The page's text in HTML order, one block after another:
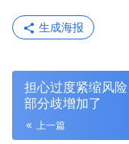
生成海报
担心过度紧缩风
部分歧增加了
上一篇